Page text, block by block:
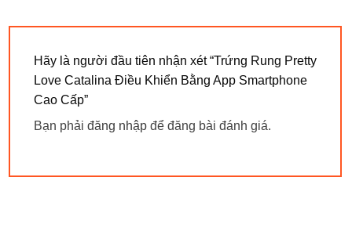
Hãy là người đầu tiên nhận xét “Trứng Rung Pretty
Love Catalina Điều Khiển Bằng App Smartphone
Cao Cấp”
Bạn phải đăng nhập để đăng bài đánh giá.